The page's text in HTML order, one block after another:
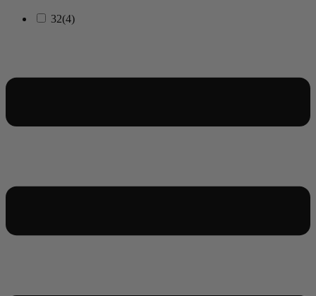
32(4)